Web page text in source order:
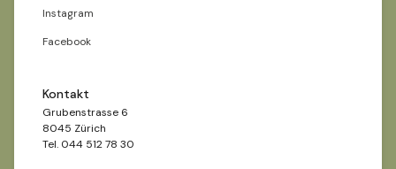
Instagram
Facebook
Kontakt
Grubenstrasse 6
8045 Zürich
Tel. 044 512 78 30